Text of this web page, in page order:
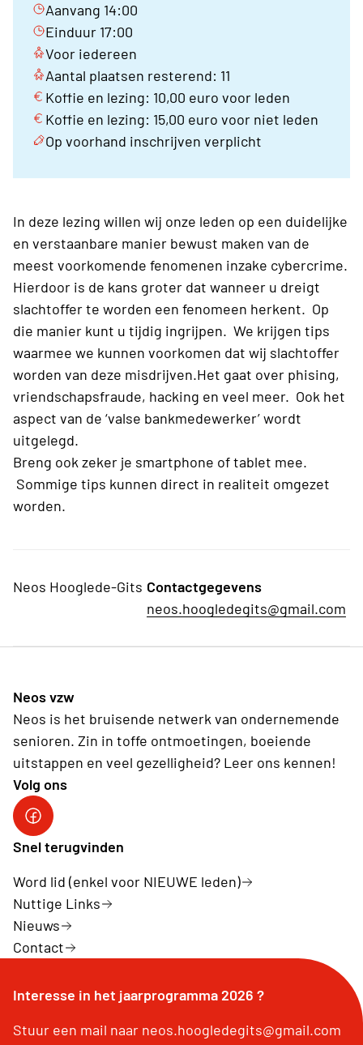
Aanvang 14:00
Einduur 17:00
Voor iedereen
Aantal plaatsen resterend: 11
Koffie en lezing: 10,00 euro voor leden
Koffie en lezing: 15,00 euro voor niet leden
Op voorhand inschrijven verplicht
In deze lezing willen wij onze leden op een duidelijke
en verstaanbare manier bewust maken van de
meest voorkomende fenomenen inzake cybercrime.
Hierdoor is de kans groter dat wanneer u dreigt
slachtoffer te worden een fenomeen herkent. Op
die manier kunt u tijdig ingrijpen. We krijgen tips
waarmee we kunnen voorkomen dat wij slachtoffer
worden van deze misdrijven.Het gaat over phising,
vriendschapsfraude, hacking en veel meer. Ook het
aspect van de ‘valse bankmedewerker’ wordt
uitgelegd.
Breng ook zeker je smartphone of tablet mee.
Sommige tips kunnen direct in realiteit omgezet
worden.
Neos Hooglede-Gits Contactgegevens
neos.hoogledegits@gmail.com
Neos vzw
Neos is het bruisende netwerk van ondernemende
senioren. Zin in toffe ontmoetingen, boeiende
uitstappen en veel gezelligheid? Leer ons kennen!
Volg ons
Snel terugvinden
Word lid (enkel voor NIEUWE leden)
Nuttige Links
Nieuws
Contact
Interesse in het jaarprogramma 2026 ?
Stuur een mail naar neos.hoogledegits@gmail.com